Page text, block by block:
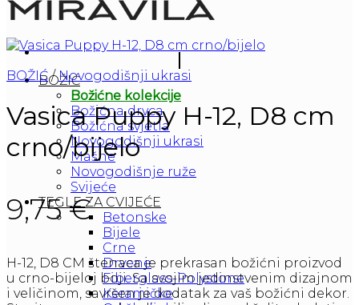
BOŽIĆ
Božićne kolekcije
Božićna drvca
Božićna svjetla
Novogodišnji ukrasi
Mašne
Novogodišnje ruže
Svijeće
TEGLE ZA CVIJEĆE
Betonske
Bijele
Crne
Drvene
Fiberglass-Polystone
Keramičke
BOŽIĆ / Novogodišnji ukrasi
Vasica Puppy H-12, D8 cm
crno/bijelo
9,75€
H-12, D8 CM štenaca je prekrasan božićni proizvod
u crno-bijeloj boji. Sa svojim jedinstvenim dizajnom
i veličinom, savršen je dodatak za vaš božićni dekor.